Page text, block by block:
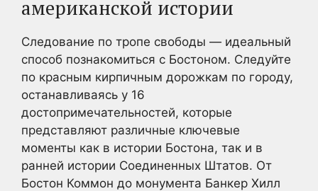
американской истории
Следование по тропе свободы — идеальный
способ познакомиться с Бостоном. Следуйте
по красным кирпичным дорожкам по городу,
останавливаясь у 16
достопримечательностей, которые
представляют различные ключевые
моменты как в истории Бостона, так и в
ранней истории Соединенных Штатов. От
Бостон Коммон до монумента Банкер Хилл